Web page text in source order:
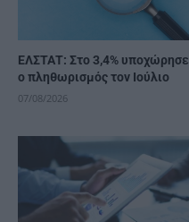
ΕΛΣΤΑΤ: Στο 3,4% υποχώρησε
ο πληθωρισμός τον Ιούλιο
07/08/2026